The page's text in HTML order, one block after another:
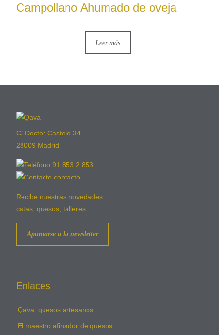
Campollano Ahumado de oveja
Leer más
C/ Doctor Castelo 34
28009 Madrid
91 853 2 853
contacto
Recibe nuestras novedades:
catas, quesos, talleres...
Apuntarse a la newsletter
Enlaces
Qava: quesos artesanos
El maestro afinador de quesos